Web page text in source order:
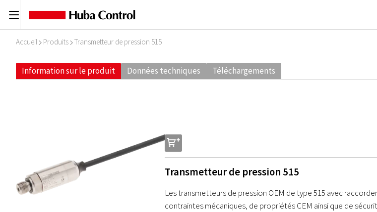
C
Accueil I Produits I Transmetteur de pression 515
Information sur le produit Données techniques Téléchargements
s
Transmetteur de pression 515
Les transmetteurs de pression OEM de type 515 avec
contraintes mécaniques, de propriétés CEM ainsi que de